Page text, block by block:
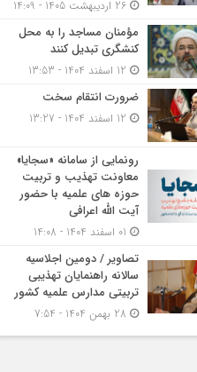
مؤمنان مساجد را به محل
کنشگری تبدیل کنند
ضرورت انتقام سخت
رونمایی از سامانه «سجایا»
معاونت تهذیب و تربیت
حوزه‌ های علمیه با حضور
آیت الله اعرافی
تصاویر / دومین اجلاسیه
سالانه راهنمایان تهذیبی
تربیتی مدارس علمیه کشور